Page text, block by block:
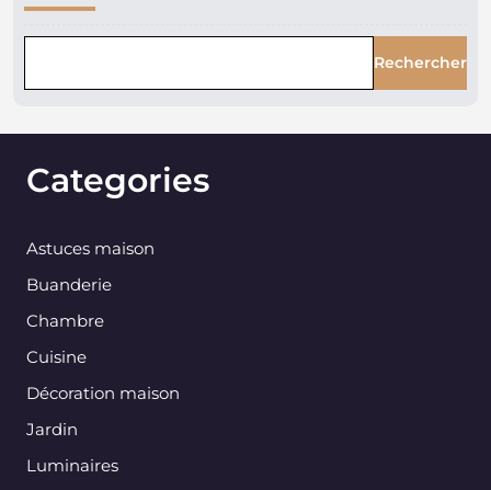
Rechercher
Categories
Astuces maison
Buanderie
Chambre
Cuisine
Décoration maison
Jardin
Luminaires